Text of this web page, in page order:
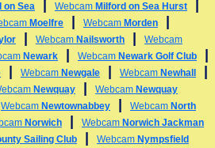
on Sea Webcam Milford on Sea Hurst
Moelfre Webcam Morden
Webcam Nailsworth
Webcam
Newark Webcam Newark Golf Club
Webcam Newgale Webcam Newhall
Newquay Webcam Newquay
Webcam Newtownabbey Webcam North
Norwich Webcam Norwich Jackman
Sailing Club Webcam Nympsfield